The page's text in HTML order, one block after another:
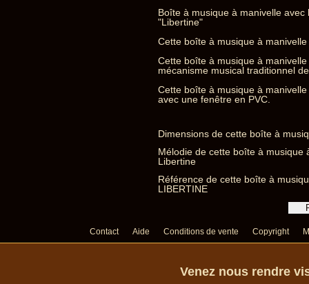
Boîte à musique à manivelle
"Libertine"
Cette boîte à musique à
Cette boîte à musique à
mécanisme musical traditionnel
Cette boîte à musique à
avec une fenêtre en PVC.
Dimensions de cette boîte à
Mélodie de cette boîte à musique
Libertine
Référence de cette boîte à
LIBERTINE
Contact Aide Conditions de vente Copyright
Venez nous rendre